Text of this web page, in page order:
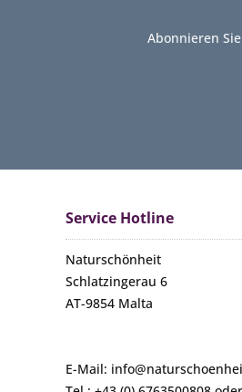
Abonnieren
Service Hotline
Naturschönheit
Schlatzingerau 6
AT-9854 Malta
E-Mail: